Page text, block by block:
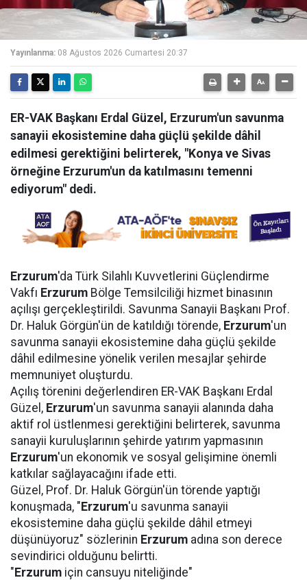
Yayınlanma: 08 Ağustos 2026 Cumartesi 20:37
ER-VAK Başkanı Erdal Güzel, Erzurum'un savunma
sanayii ekosistemine daha güçlü şekilde dâhil
edilmesi gerektiğini belirterek, "Konya ve Sivas
örneğine Erzurum'un da katılmasını temenni
ediyorum" dedi.
Erzurum'da Türk Silahlı Kuvvetlerini Güçlendirme
Vakfı Erzurum Bölge Temsilciliği hizmet binasının
açılışı gerçekleştirildi. Savunma Sanayii Başkanı Prof.
Dr. Haluk Görgün'ün de katıldığı törende, Erzurum'un
savunma sanayii ekosistemine daha güçlü şekilde
dâhil edilmesine yönelik verilen mesajlar şehirde
memnuniyet oluşturdu.
Açılış törenini değerlendiren ER-VAK Başkanı Erdal
Güzel, Erzurum'un savunma sanayii alanında daha
aktif rol üstlenmesi gerektiğini belirterek, savunma
sanayii kuruluşlarının şehirde yatırım yapmasının
Erzurum'un ekonomik ve sosyal gelişimine önemli
katkılar sağlayacağını ifade etti.
Güzel, Prof. Dr. Haluk Görgün'ün törende yaptığı
konuşmada, " Erzurum'u savunma sanayii
ekosistemine daha güçlü şekilde dâhil etmeyi
düşünüyoruz" sözlerinin Erzurum adına son derece
sevindirici olduğunu belirtti.
" Erzurum için cansuyu niteliğinde"